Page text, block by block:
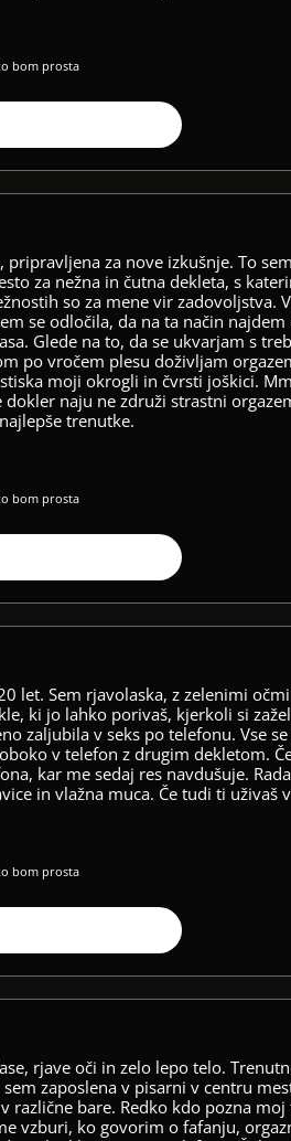
bom prosta
za nove izkušnje. To
za nežna in čutna dekleta, s
so za mene vir
se odločila, da na ta način
Glede na to, da se ukvarjam s
po vročem plesu doživljam
moji okrogli in čvrsti joškici.
naju ne združi strastni
trenutke.
bom prosta
let. Sem rjavolaska, z zelenimi
ki jo lahko porivaš, kjerkoli si
zaljubila v seks po telefonu. Vse
v telefon z drugim dekletom.
kar me sedaj res navdušuje.
in vlažna muca. Če tudi ti uživaš
bom prosta
rjave oči in zelo lepo telo.
zaposlena v pisarni v centru
različne bare. Redko kdo pozna
vzburi, ko govorim o fafanju,